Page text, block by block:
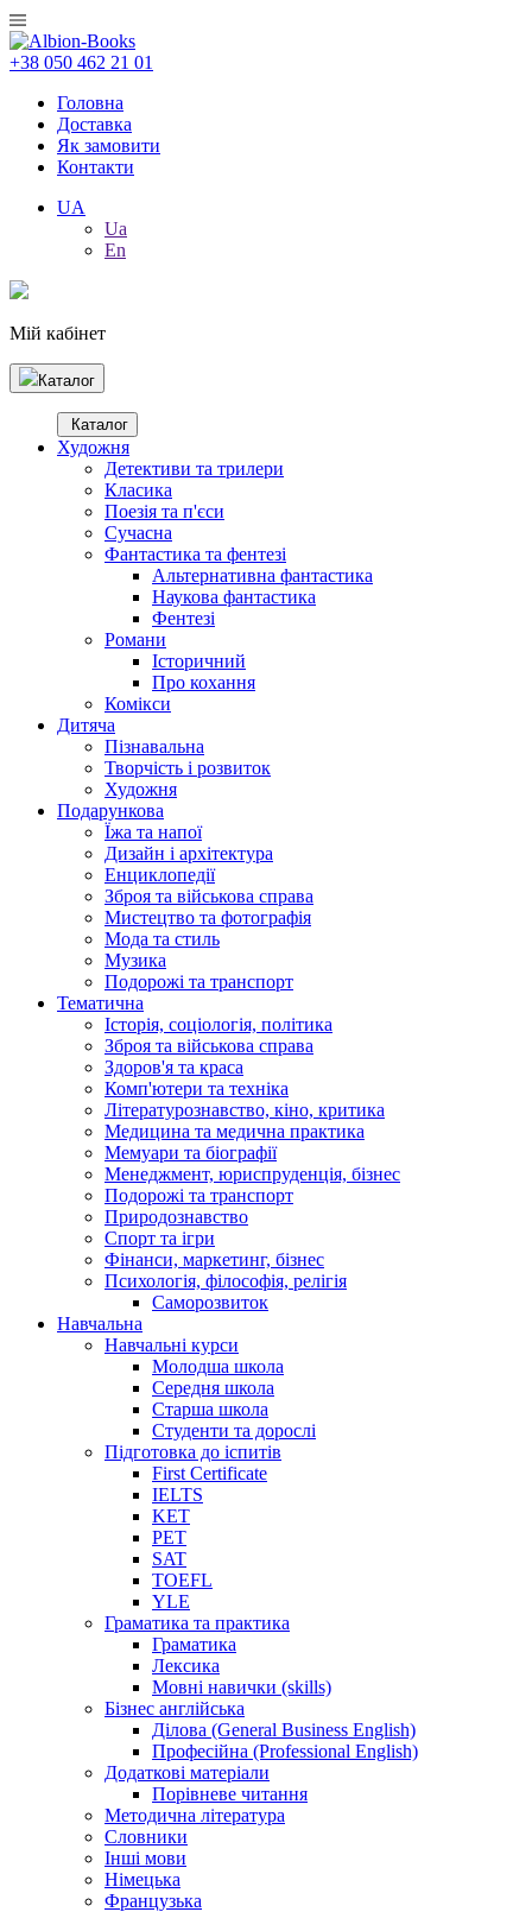
+38 050 462 21 01
Головна
Доставка
Як замовити
Контакти
UA
Ua
En
Мій кабінет
Каталог
Каталог
Художня
Детективи та трилери
Класика
Поезія та п'єси
Сучасна
Фантастика та фентезі
Альтернативна фантастика
Наукова фантастика
Фентезі
Романи
Історичний
Про кохання
Комікси
Дитяча
Пізнавальна
Творчість і розвиток
Художня
Подарункова
Їжа та напої
Дизайн і архітектура
Енциклопедії
Зброя та військова справа
Мистецтво та фотографія
Мода та стиль
Музика
Подорожі та транспорт
Тематична
Історія, соціологія, політика
Зброя та військова справа
Здоров'я та краса
Комп'ютери та техніка
Літературознавство, кіно, критика
Медицина та медична практика
Мемуари та біографії
Менеджмент, юриспруденція, бізнес
Подорожі та транспорт
Природознавство
Спорт та ігри
Фінанси, маркетинг, бізнес
Психологія, філософія, релігія
Саморозвиток
Навчальна
Навчальні курси
Молодша школа
Середня школа
Старша школа
Студенти та дорослі
Підготовка до іспитів
First Certificate
IELTS
KET
PET
SAT
TOEFL
YLE
Граматика та практика
Граматика
Лексика
Мовні навички (skills)
Бізнес англійська
Ділова (General Business English)
Професійна (Professional English)
Додаткові матеріали
Порівневе читання
Методична література
Словники
Інші мови
Німецька
Французька